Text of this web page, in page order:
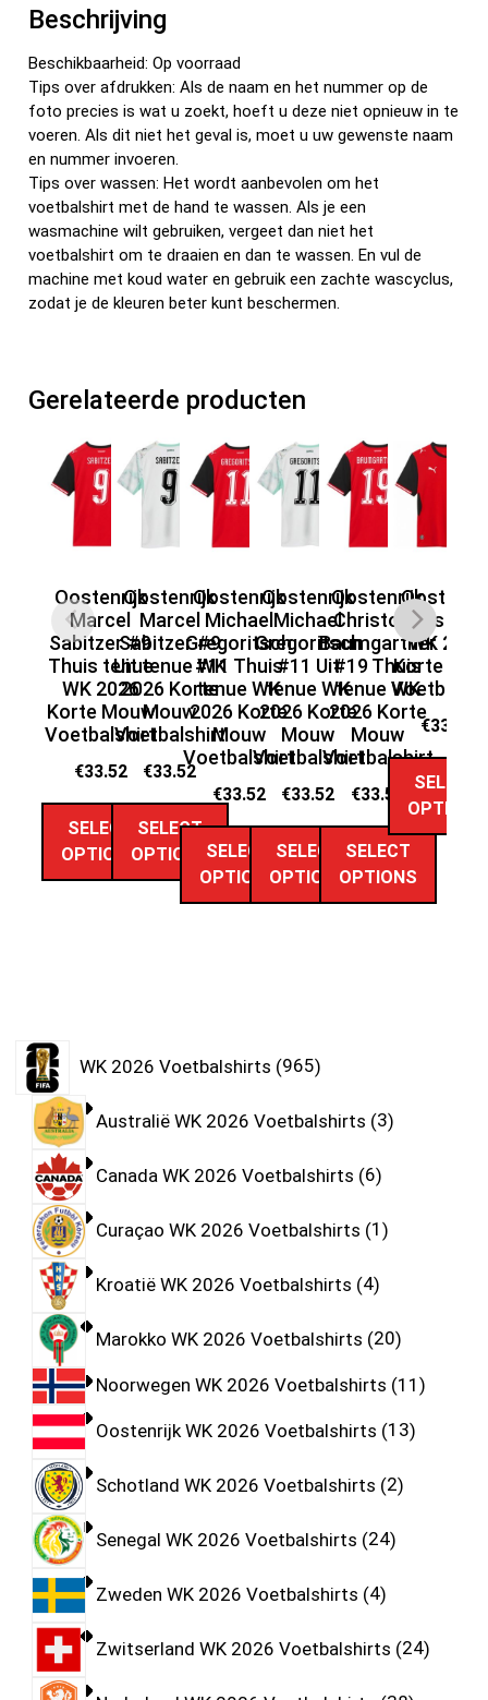
o
k
Beschrijving
Beschikbaarheid: Op voorraad
Tips over afdrukken: Als de naam en het nummer op de
foto precies is wat u zoekt, hoeft u deze niet opnieuw in te
voeren. Als dit niet het geval is, moet u uw gewenste naam
en nummer invoeren.
Tips over wassen: Het wordt aanbevolen om het
voetbalshirt met de hand te wassen. Als je een
wasmachine wilt gebruiken, vergeet dan niet het
voetbalshirt om te draaien en dan te wassen. En vul de
machine met koud water en gebruik een zachte wascyclus,
zodat je de kleuren beter kunt beschermen.
Gerelateerde producten
Oostenrijk
Marcel
Sabitzer #9
Thuis tenue
WK 2026
Korte Mouw
Voetbalshirt
€33.52
SELECT
OPTIONS
Oostenrijk
Marcel
Sabitzer #9
Uit tenue WK
2026 Korte
Mouw
Voetbalshirt
€33.52
SELECT
OPTIONS
Oostenrijk
Michael
Gregoritsch
#11 Thuis
tenue WK
2026 Korte
Mouw
Voetbalshirt
€33.52
SELECT
OPTIONS
Oostenrijk
Michael
Gregoritsch
#11 Uit
tenue WK
2026 Korte
Mouw
Voetbalshirt
€33.52
SELECT
OPTIONS
Oostenrijk
Christoph
Baumgartner
#19 Thuis
tenue WK
2026 Korte
Mouw
Voetbalshirt
€33.52
SELECT
OPTIONS
Thuis
WK 2026
Korte
€33.52
SELECT
OPTIONS
WK 2026 Voetbalshirts 965
Australië WK 2026 Voetbalshirts 3
Canada WK 2026 Voetbalshirts 6
Curaçao WK 2026 Voetbalshirts 1
Kroatië WK 2026 Voetbalshirts 4
Marokko WK 2026 Voetbalshirts 20
Noorwegen WK 2026 Voetbalshirts 11
Oostenrijk WK 2026 Voetbalshirts 13
Schotland WK 2026 Voetbalshirts 2
Senegal WK 2026 Voetbalshirts 24
Zweden WK 2026 Voetbalshirts 4
Zwitserland WK 2026 Voetbalshirts 24